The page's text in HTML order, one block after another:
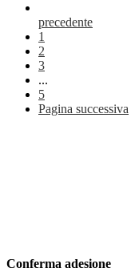
precedente
1
2
3
...
5
Pagina successiva
Conferma adesione